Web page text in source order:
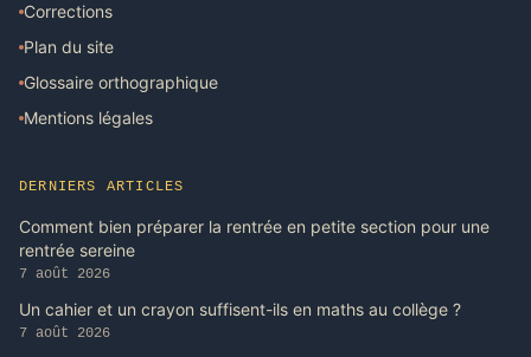
Corrections
Plan du site
Glossaire orthographique
Mentions légales
DERNIERS ARTICLES
Comment bien préparer la rentrée en petite section pour une
rentrée sereine
7 août 2026
Un cahier et un crayon suffisent-ils en maths au collège ?
7 août 2026